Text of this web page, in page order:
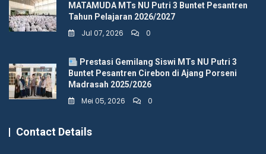
MATAMUDA MTs NU Putri 3 Buntet Pesantren
Tahun Pelajaran 2026/2027
Jul 07, 2026 0
Prestasi Gemilang Siswi MTs NU Putri 3
Buntet Pesantren Cirebon di Ajang Porseni
Madrasah 2025/2026
Mei 05, 2026 0
Contact Details